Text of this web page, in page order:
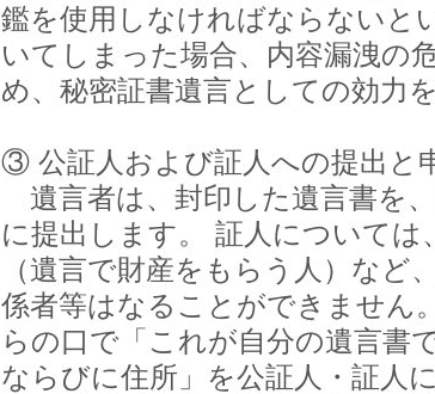
鑑を使用しなければならないと
いてしまった場合、内容漏洩の
め、秘密証書遺言としての効力
③ 公証人および証人への提出と
遺言者は、封印した遺言書を
に提出します。 証人については
（遺言で財産をもらう人）など
係者等はなることができません
らの口で「これが自分の遺言書
ならびに住所」を公証人・証人